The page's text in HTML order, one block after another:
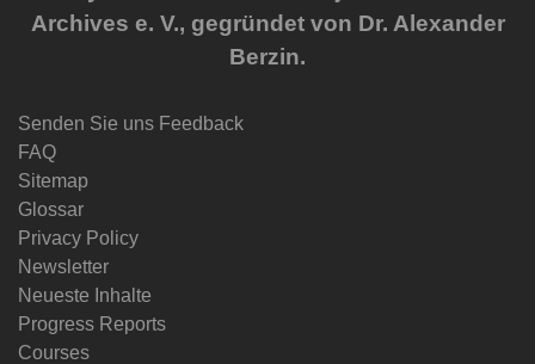
Archives e. V., gegründet von Dr. Alexander
Berzin.
Senden Sie uns Feedback
FAQ
Sitemap
Glossar
Privacy Policy
Newsletter
Neueste Inhalte
Progress Reports
Courses